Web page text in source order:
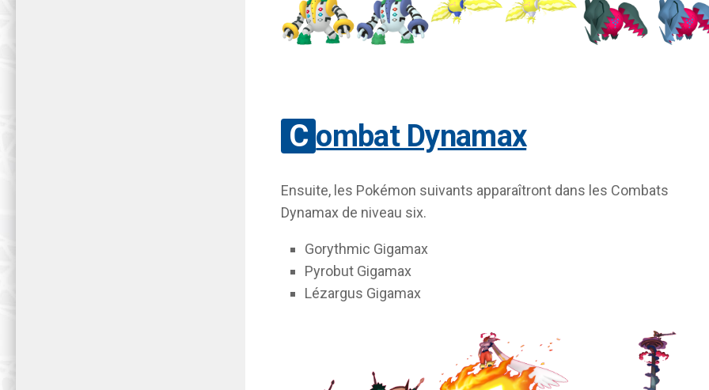
Combat Dynamax
Ensuite, les Pokémon suivants apparaîtront dans les Combats
Dynamax de niveau six.
Gorythmic Gigamax
Pyrobut Gigamax
Lézargus Gigamax